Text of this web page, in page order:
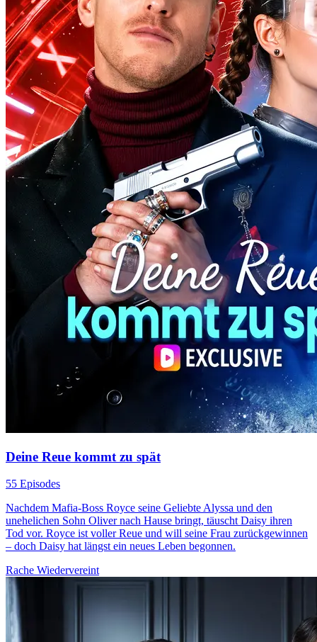
Deine Reue kommt zu spät
55 Episodes
Nachdem Mafia-Boss Royce seine Geliebte Alyssa und den
unehelichen Sohn Oliver nach Hause bringt, täuscht Daisy ihren
Tod vor. Royce ist voller Reue und will seine Frau zurückgewinnen
– doch Daisy hat längst ein neues Leben begonnen.
Rache Wiedervereint